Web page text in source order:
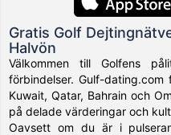
Gratis Golf
Halvön
Välkommen till Golfens
förbindelser. Gulf-dating.com
Kuwait, Qatar, Bahrain och
på delade värderingar och
Oavsett om du är i